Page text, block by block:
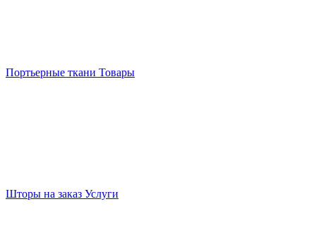
Портьерные ткани Товары
Шторы на заказ Услуги